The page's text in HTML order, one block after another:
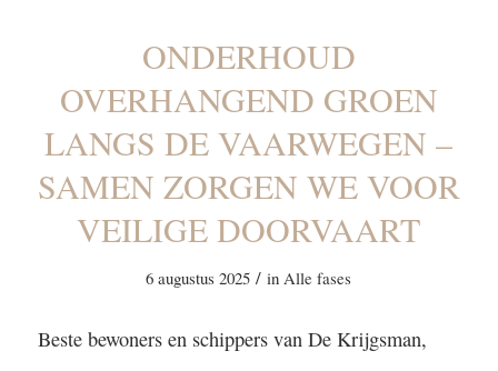
ONDERHOUD
OVERHANGEND GROEN
LANGS DE VAARWEGEN –
SAMEN ZORGEN WE VOOR
VEILIGE DOORVAART
6 augustus 2025 / inAlle fases
Beste bewoners en schippers van De Krijgsman,